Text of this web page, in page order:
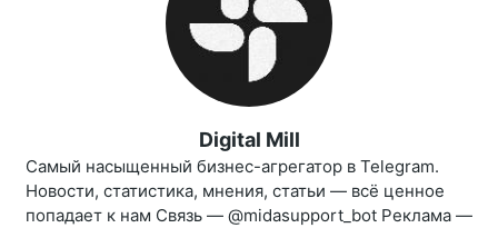
Digital Mill
Самый насыщенный бизнес-агрегатор в Telegram.
Новости, статистика, мнения, статьи — всё ценное
попадает к нам Связь — @midasupport_bot Реклама —